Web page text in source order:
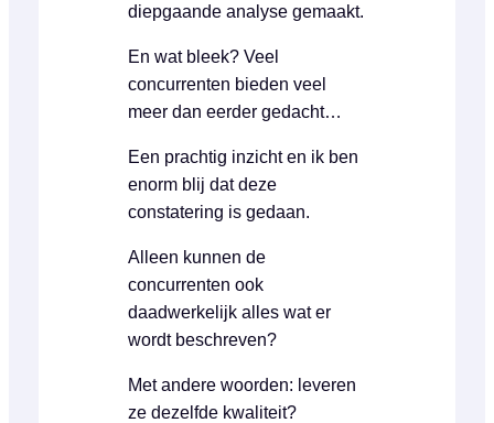
diepgaande analyse gemaakt.
En wat bleek? Veel
concurrenten bieden veel
meer dan eerder gedacht…
Een prachtig inzicht en ik ben
enorm blij dat deze
constatering is gedaan.
Alleen kunnen de
concurrenten ook
daadwerkelijk alles wat er
wordt beschreven?
Met andere woorden: leveren
ze dezelfde kwaliteit?